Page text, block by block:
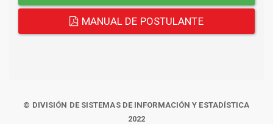
MANUAL DE POSTULANTE
© DIVISIÓN DE SISTEMAS DE INFORMACIÓN Y ESTADÍSTICA
2022